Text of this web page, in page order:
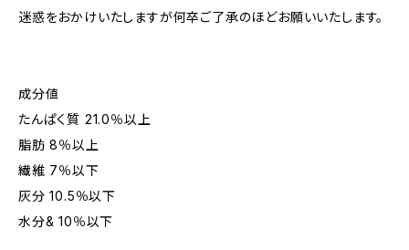
迷惑をおかけいたしますが何卒ご了承のほどお願いいたします。
成分値
たんぱく質 21.0％以上
脂肪 8％以上
繊維 7％以下
灰分 10.5％以下
水分& 10％以下